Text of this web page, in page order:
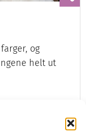
og
helt ut